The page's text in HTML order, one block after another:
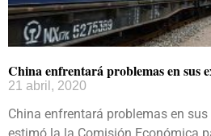
China enfrentará problemas en sus
21 abril, 2020
China enfrentará problemas en